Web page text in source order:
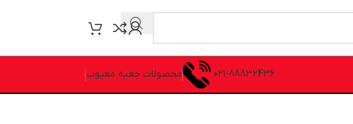
021-88832436 محصولات جعبه معیوب